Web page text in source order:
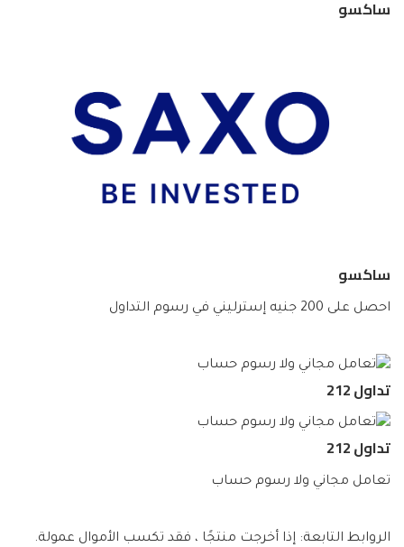
ساكسو
ساكسو
احصل على 200 جنيه إسترليني في رسوم التداول
تداول 212
تداول 212
تعامل مجاني ولا رسوم حساب
الروابط التابعة: إذا أخرجت منتجًا ، فقد تكسب الأموال عمولة.